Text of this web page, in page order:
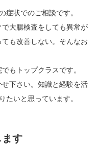
症状でのご相談です。
大腸検査をしても異常が
も改善しない。そんなお
もトップクラスです。
下さい。知識と経験を活
いと思っています。
す